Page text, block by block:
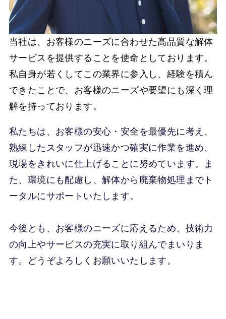
当社は、お客様のニーズに合わせた高品質な解体
サービスを提供することを使命としております。
私自身が若くしてこの業界に参入し、経験を積ん
できたことで、お客様のニーズや要望にも深く理
解を持っております。
私たちは、お客様の安心・安全を最優先に考え、
熟練したスタッフが迅速かつ確実に作業を進め、
現場をきれいに仕上げることに努めています。ま
た、環境にも配慮し、解体から廃棄物処理までト
ータルにサポートいたします。
今後とも、お客様のニーズに応えるため、技術力
の向上やサービスの充実に取り組んでまいりま
す。どうぞよろしくお願いいたします。